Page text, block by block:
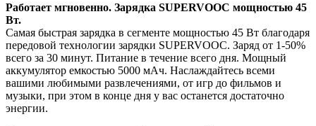
Работает мгновенно. Зарядка SUPERVOOC мощностью 45
Вт.
Самая быстрая зарядка в сегменте мощностью 45 Вт благодаря
передовой технологии зарядки SUPERVOOC. Заряд от 1-50%
всего за 30 минут. Питание в течение всего дня. Мощный
аккумулятор емкостью 5000 мАч. Наслаждайтесь всеми
вашими любимыми развлечениями, от игр до фильмов и
музыки, при этом в конце дня у вас останется достаточно
энергии.